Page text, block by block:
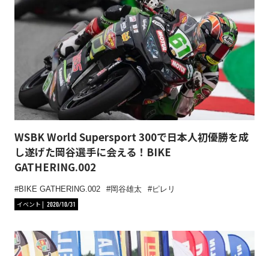
WSBK World Supersport 300で日本人初優勝を成
し遂げた岡谷選手に会える！BIKE
GATHERING.002
BIKE GATHERING.002 岡谷雄太
ピレリ
イベント
2020/10/31